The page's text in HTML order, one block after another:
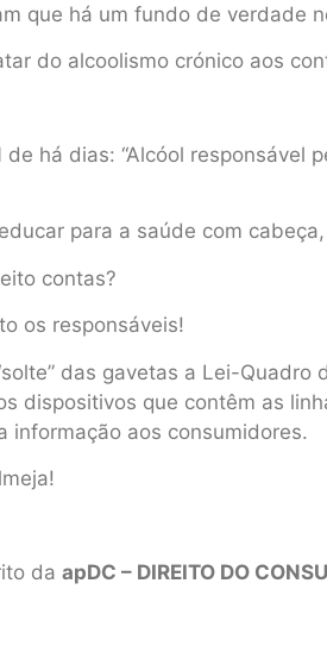
que há um fundo de verdade
do alcoolismo crónico aos
há dias: “Alcóol responsável
para a saúde com
contas?
os responsáveis!
das gavetas a Lei-
dispositivos que contêm as
informação aos consumidores.
da apDC – DIREITO DO